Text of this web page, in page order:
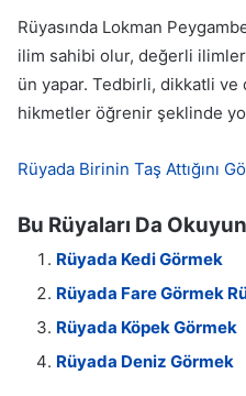
Rüyasında Lokman
ilim sahibi olur, değerli
ün yapar. Tedbirli, dikkatli ve
hikmetler öğrenir şeklinde
Rüyada Birinin Taş Attığını
Bu Rüyaları Da
Rüyada Kedi Görmek
Rüyada Fare Görmek
Rüyada Köpek Görmek
Rüyada Deniz Görmek